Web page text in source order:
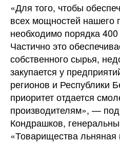
«Для того, чтобы
всех мощностей нашего
необходимо порядка
Частично это
собственного сырья,
закупается у
регионов и Республики
приоритет отдается
производителям», —
Кондрашков,
«Товарищества